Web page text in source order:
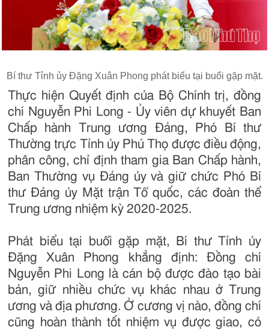
Bí thư Tỉnh ủy Đặng Xuân Phong phát biểu tại buổi gặp mặt.
Thực hiện Quyết định của Bộ Chính trị, đồng
chí Nguyễn Phi Long - Ủy viên dự khuyết Ban
Chấp hành Trung ương Đảng, Phó Bí thư
Thường trực Tỉnh ủy Phú Thọ được điều động,
phân công, chỉ định tham gia Ban Chấp hành,
Ban Thường vụ Đảng ủy và giữ chức Phó Bí
thư Đảng ủy Mặt trận Tổ quốc, các đoàn thể
Trung ương nhiệm kỳ 2020-2025.
Phát biểu tại buổi gặp mặt, Bí thư Tỉnh ủy
Đặng Xuân Phong khẳng định: Đồng chí
Nguyễn Phi Long là cán bộ được đào tạo bài
bản, giữ nhiều chức vụ khác nhau ở Trung
ương và địa phương. Ở cương vị nào, đồng chí
cũng hoàn thành tốt nhiệm vụ được giao, có